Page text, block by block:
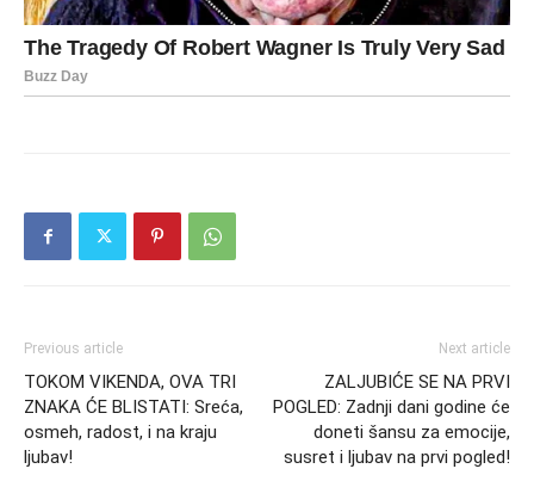
Previous article
TOKOM VIKENDA, OVA TRI
ZNAKA ĆE BLISTATI: Sreća,
osmeh, radost, i na kraju
ljubav!
Next article
ZALJUBIĆE SE NA PRVI
POGLED: Zadnji dani godine će
doneti šansu za emocije,
susret i ljubav na prvi pogled!